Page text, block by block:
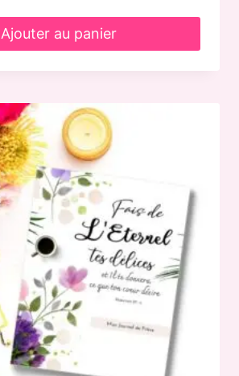
Ajouter au panier